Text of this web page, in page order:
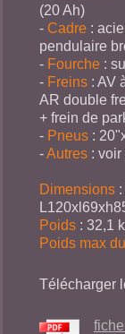
(20 Ah)
- Cadre :
pendulaire
- Fourche :
- Freins : AV
AR double
+ frein de
- Pneus :
-Autres :
Dimensions
Poids : 32,1
Poids max
Télécharger